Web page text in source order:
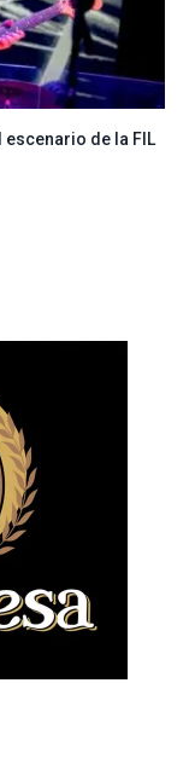
escenario de la FIL